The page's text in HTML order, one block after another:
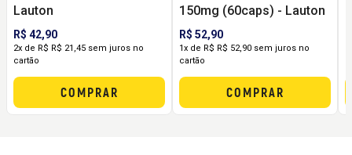
Lauton
R$ 42,90
2x de R$ R$ 21,45 sem juros no
cartão
COMPRAR
150mg (60caps) - Lauton
R$ 52,90
1x de R$ R$ 52,90 sem juros no
cartão
COMPRAR